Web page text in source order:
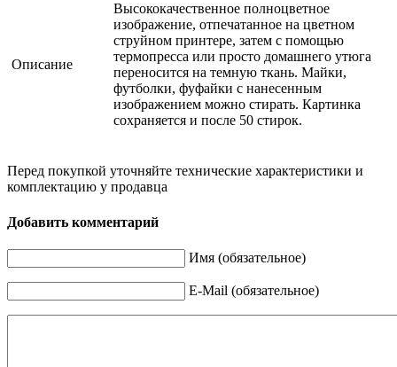
Описание
Высококачественное полноцветное
изображение, отпечатанное на цветном
струйном принтере, затем с помощью
термопресса или просто домашнего утюга
переносится на темную ткань. Майки,
футболки, фуфайки с нанесенным
изображением можно стирать. Картинка
сохраняется и после 50 стирок.
Перед покупкой уточняйте технические характеристики и
комплектацию у продавца
Добавить комментарий
Имя (обязательное)
E-Mail (обязательное)